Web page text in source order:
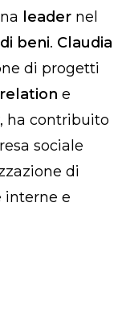
leader nel
beni. Claudia
di progetti
e
, ha contribuito
sociale
di
interne e